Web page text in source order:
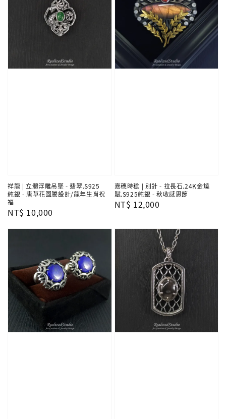
祥龍 | 立體浮雕吊墜 - 翡翠.S925
純銀 - 唐草花圖騰設計/龍年生肖祝
福
Regular
NT$ 10,000
嘉穗時稔 | 別針 - 拉長石.24K金燒
賦.S925純銀 - 秋收感恩節
Regular
NT$ 12,000